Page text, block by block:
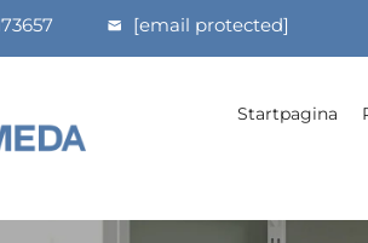
[email protected]
Startpagina